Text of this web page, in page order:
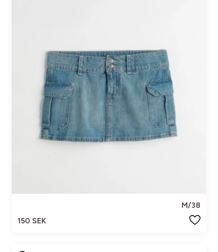
M/38
150 SEK